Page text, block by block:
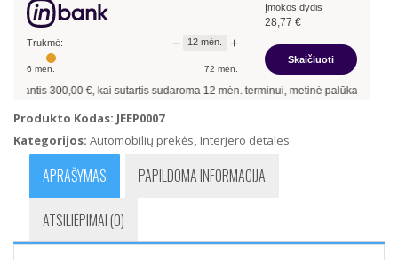
Pakėlimo
(Atidarymo)
Mygtukai
68156218AA
Trukmė: − 12 mėn. +
6 mėn. 72 mėn.
Įmokos dydis
28,77 €
Skaičiuoti
300,00€, kai sutartis sudaroma12mėn. terminui, metinė palūkanų norma –
Produkto Kodas: JEEP0007
Kategorijos: Automobilių prekės, Interjero detales
APRAŠYMAS PAPILDOMA INFORMACIJA
ATSILIEPIMAI (0)